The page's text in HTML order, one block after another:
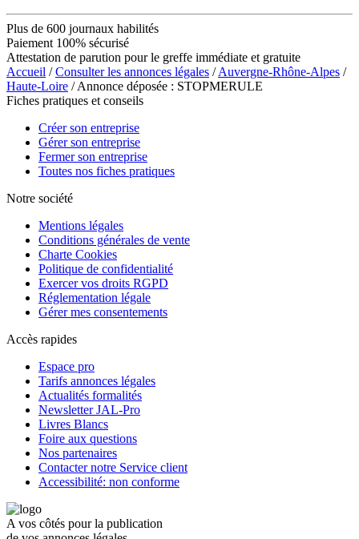
Plus de 600 journaux habilités
Paiement 100% sécurisé
Attestation de parution pour le greffe immédiate et gratuite
Accueil /Consulter les annonces légales /Auvergne-Rhône-Alpes /
Haute-Loire / Annonce déposée : STOPMERULE
Fiches pratiques et conseils
Créer son entreprise
Gérer son entreprise
Fermer son entreprise
Toutes nos fiches pratiques
Notre société
Mentions légales
Conditions générales de vente
Charte Cookies
Politique de confidentialité
Exercer vos droits RGPD
Réglementation légale
Gérer mes consentements
Accès rapides
Espace pro
Tarifs annonces légales
Actualités formalités
Newsletter JAL-Pro
Livres Blancs
Foire aux questions
Nos partenaires
Contacter notre Service client
Accessibilité: non conforme
A vos côtés pour la publication